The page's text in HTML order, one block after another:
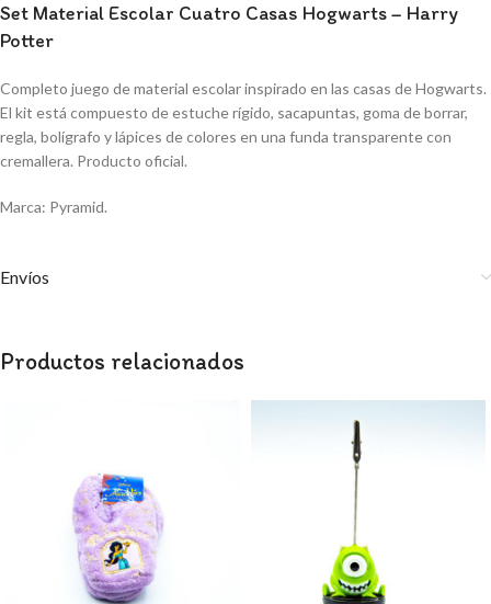
Set Material Escolar Cuatro Casas Hogwarts – Harry
Potter
Completo juego de material escolar inspirado en las casas de Hogwarts.
El kit está compuesto de estuche rígido, sacapuntas, goma de borrar,
regla, bolígrafo y lápices de colores en una funda transparente con
cremallera. Producto oficial.
Marca: Pyramid.
Envíos
Productos relacionados